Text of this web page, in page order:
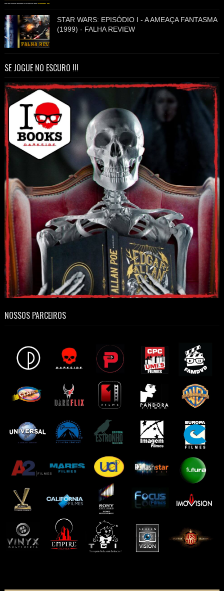
STAR WARS: EPISÓDIO I - A AMEAÇA FANTASMA
(1999) - FALHA REVIEW
SE JOGUE NO ESCURO !!!
NOSSOS PARCEIROS